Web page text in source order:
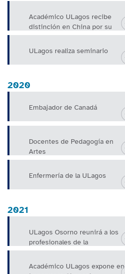
Académico ULagos recibe
distinción en China por su
enorme contribución a una
provincia
ULagos realiza seminario
2020
Embajador de Canadá
Docentes de Pedagogía en
Artes
Enfermería de la ULagos
2021
ULagos Osorno reunirá a los
profesionales de la
antropología de Chile y el
extranjero
Académico ULagos expone en